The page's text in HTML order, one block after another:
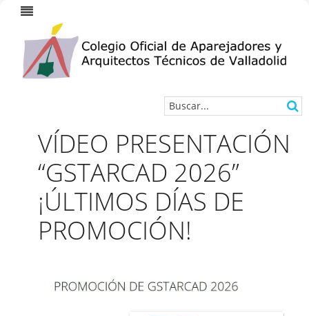
VÍDEO PRESENTACIÓN
“GSTARCAD 2026”
¡ÚLTIMOS DÍAS DE
PROMOCIÓN!